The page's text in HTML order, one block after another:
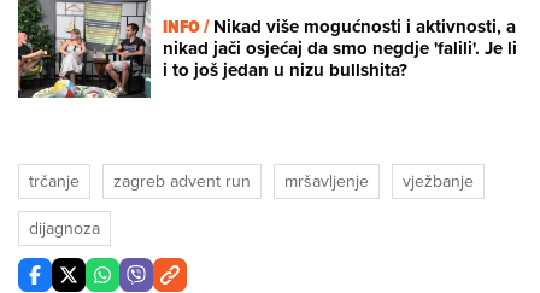
ZENA.HR /
Aleksandra Prijović u bikiniju koji
odiše retro glamurom: Crno-bijeli spoj
ponovno osvaja
i to još jedan u nizu bullshita?
trčanje zagreb advent run